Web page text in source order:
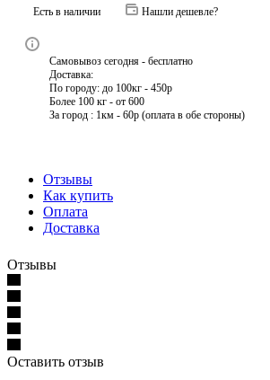
Есть в наличии Нашли дешевле?
Самовывоз сегодня - бесплатно
Доставка:
По городу: до 100кг - 450р
Более 100 кг - от 600
За город : 1км - 60р (оплата в обе стороны)
Отзывы
Как купить
Оплата
Доставка
Отзывы
Оставить отзыв